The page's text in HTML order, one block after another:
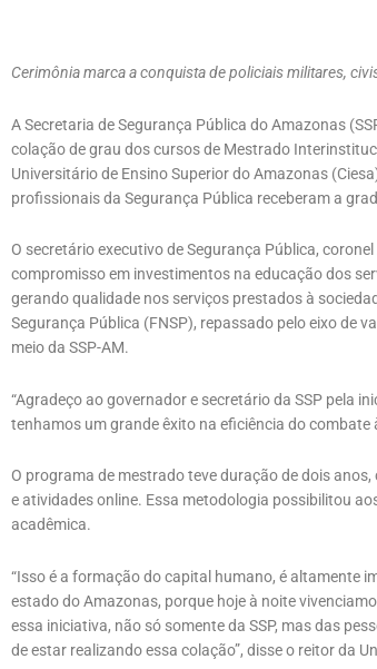
Cerimônia marca a conquista de policiais militares,
A Secretaria de Segurança Pública do Amazonas
colação de grau dos cursos de Mestrado
Universitário de Ensino Superior do Amazonas
profissionais da Segurança Pública receberam a
O secretário executivo de Segurança Pública,
compromisso em investimentos na educação dos
gerando qualidade nos serviços prestados à
Segurança Pública (FNSP), repassado pelo eixo de
meio da SSP-AM.
“Agradeço ao governador e secretário da SSP pela
tenhamos um grande êxito na eficiência do combate
O programa de mestrado teve duração de dois
e atividades online. Essa metodologia possibilitou
acadêmica.
“Isso é a formação do capital humano, é altamente
estado do Amazonas, porque hoje à noite
essa iniciativa, não só somente da SSP, mas das
de estar realizando essa colação”, disse o reitor da